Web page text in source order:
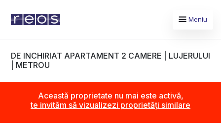
Meniu
DE INCHIRIAT APARTAMENT 2 CAMERE | LUJERULUI
| METROU
Această proprietate nu mai este activă,
te invităm să vizualizezi proprietăți similare